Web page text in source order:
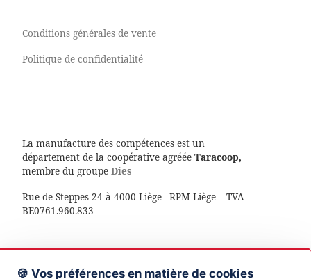
🍪 Vos préférences en matière de cookies
Conditions générales de vente
Politique de confidentialité
La manufacture des compétences est un
département de la coopérative agrééeTaracoop,
membre du groupe Dies
Rue de Steppes 24 à 4000 Liège –RPM Liège – TVA
BE0761.960.833